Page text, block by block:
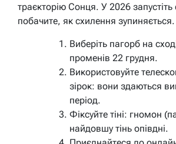
траєкторію Сонця. У 2026
побачите, як схилення зупиняється.
Виберіть пагорб на
променів 22 грудня.
Використовуйте
зірок: вони здаються
період.
Фіксуйте тіні: гномон
найдовшу тінь опівдні.